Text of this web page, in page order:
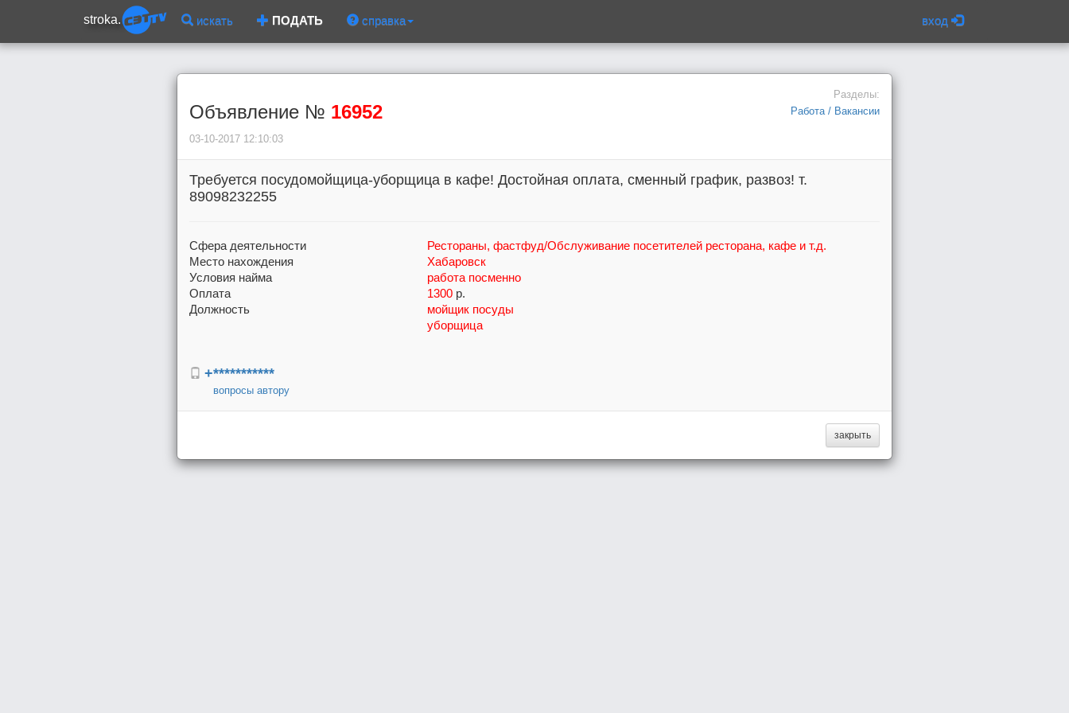
stroka. искать ПОДАТЬ справка вход
Объявление № 16952
03-10-2017 12:10:03
Разделы:
Работа / Вакансии
Требуется посудомойщица-уборщица в кафе! Достойная оплата, сменный график, развоз! т.
89098232255
Сфера деятельности
Рестораны, фастфуд/Обслуживание посетителей ресторана, кафе и т.д.
Место нахождения
Хабаровск
Условия найма
работа посменно
Оплата
1300 р.
Должность
мойщик посуды
уборщица
+***********
вопросы автору
закрыть